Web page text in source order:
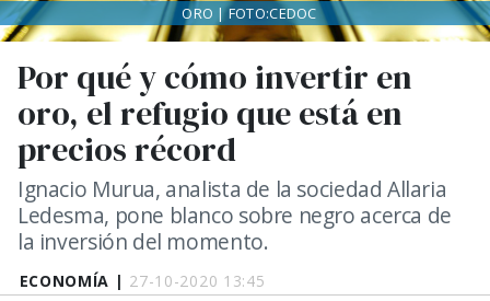
ECONOMÍA | 27-10-2020 13:45
Por qué y cómo invertir en
oro, el refugio que está en
precios récord
Ignacio Murua, analista de la sociedad Allaria
Ledesma, pone blanco sobre negro acerca de
la inversión del momento.
ORO | FOTO:CEDOC